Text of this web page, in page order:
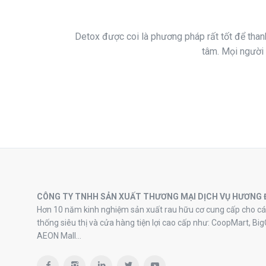
Detox được coi là phương pháp rất tốt để
tâm. Mọi người
CÔNG TY TNHH SẢN XUẤT THƯƠNG MẠI DỊCH VỤ HƯƠNG
Hơn 10 năm kinh nghiệm sản xuất rau hữu cơ cung cấp cho
thống siêu thị và cửa hàng tiện lợi cao cấp như: CoopMart,
AEON Mall…